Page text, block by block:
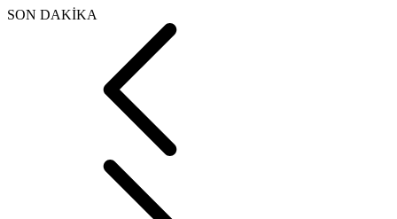
SON DAKİKA